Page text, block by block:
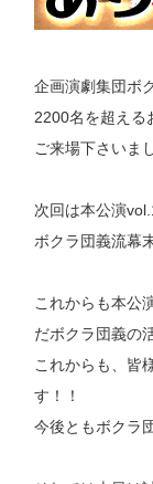
企画演劇集団ボ
2200名を超える
ご来場下さいま
次回は本公演
ボクラ団義流幕
これからも本公
だボクラ団義の
これからも、皆
す！！
今後ともボクラ